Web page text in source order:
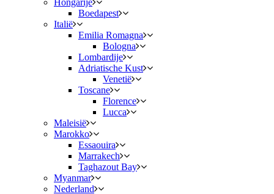
Hongarije
Boedapest
Italië
Emilia Romagna
Bologna
Lombardije
Adriatische Kust
Venetië
Toscane
Florence
Lucca
Maleisië
Marokko
Essaouira
Marrakech
Taghazout Bay
Myanmar
Nederland